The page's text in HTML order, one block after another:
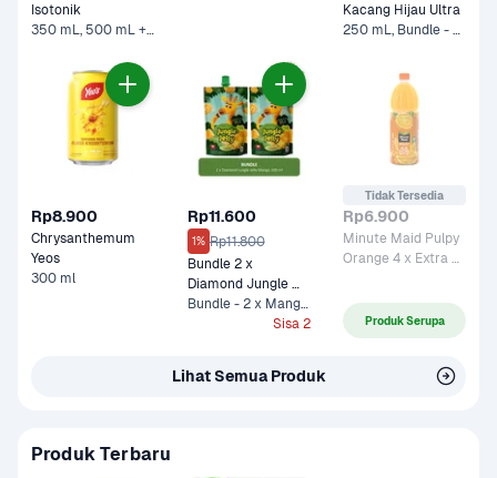
350 mL, 500 mL +2 Lainnya
Kacang Hijau Ultra
250 mL, Bundle - 5 x 250 mL*
Rp8.900
Chrysanthemum
Yeos
300 ml
Rp11.600
1% Rp11.800
Bundle 2 x
Diamond Jungle
Jelly Mango 100 ml
Bundle - 2 x Mango 100 ml
Sisa 2
Tidak Tersedia
Rp6.900
Minute Maid Pulpy
Orange 4 x Extra
Produk Serupa
Lihat Semua Produk
Produk Terbaru